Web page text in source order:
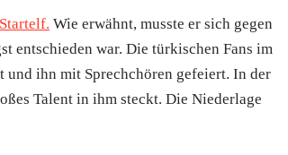
Wie erwähnt, musste er sich gegen
entschieden war. Die türkischen Fans im
und ihn mit Sprechchören gefeiert. In der
Talent in ihm steckt. Die Niederlage